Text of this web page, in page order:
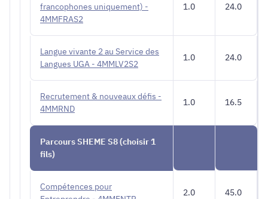
francophones uniquement) -
4MMFRAS2
1.0 24.0
Langue vivante 2 au Service des
Langues UGA - 4MMLV2S2
1.0 24.0
Recrutement & nouveaux défis -
4MMRND
1.0 16.5
Parcours SHEME S8 (choisir 1
fils)
Compétences pour
2.0 45.0